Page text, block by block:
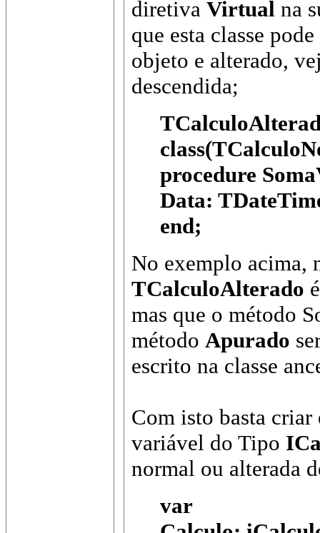
diretiva Virtual na
que esta classe
objeto e alterado,
descendida;
procedure
Data:
end;
No exemplo acima,
TCalculoAlterado
mas que o método
método Apurado
escrito na classe
Com isto basta criar
variável do Tipo
normal ou alterada
var